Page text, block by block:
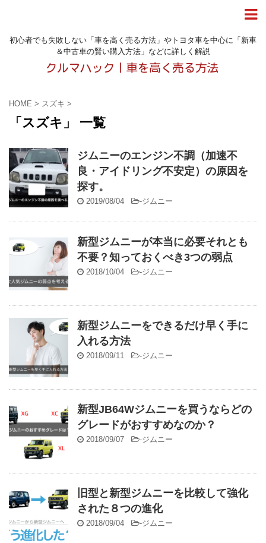
初心者でも失敗しない「車を高く売る方法」やトヨタ車を中心に「新車
＆中古車の賢い購入方法」などに詳しく解説
HOME > スズキ >
「スズキ」 一覧
ジムニーのエンジン不調（加速不
良・アイドリング不安定）の原因を
探す。
2019/08/04 -ジムニー
新型ジムニーが本当に必要それとも
不要？知っておくべき3つの弱点
2018/10/04 -ジムニー
新型ジムニーをできるだけ早く手に
入れる方法
2018/09/11 -ジムニー
新型JB64Wジムニーを買うならどの
グレードがおすすめなのか？
2018/09/07 -ジムニー
旧型と新型ジムニーを比較して強化
された８つの進化
2018/09/04 -ジムニー